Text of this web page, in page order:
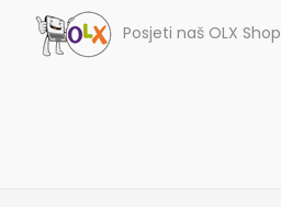
Posjeti naš OLX Shop